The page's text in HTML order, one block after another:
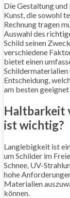
Die Gestaltung
Kunst, die sowohl
Rechnung tragen
Auswahl des
Schild seinen
verschiedene
bietet einen
Entscheidung,
am besten
Haltbarkeit
ist wichtig?
Langlebigkeit ist
um Schilder im
Schnee, UV-
hohe
Materialien
können.